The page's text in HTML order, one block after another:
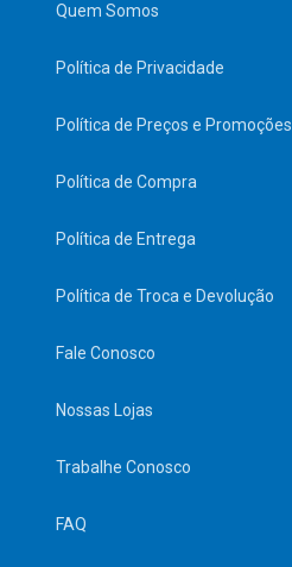
Quem Somos
Política de Privacidade
Política de Preços e Promoções
Política de Compra
Política de Entrega
Política de Troca e Devolução
Fale Conosco
Nossas Lojas
Trabalhe Conosco
FAQ